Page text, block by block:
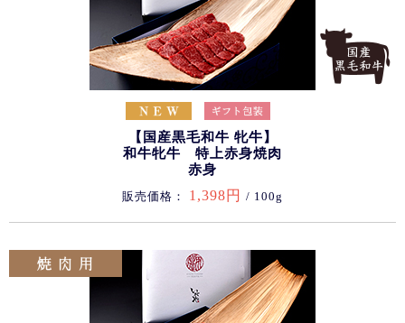
【国産黒毛和牛 牝牛】
和牛牝牛 特上赤身焼肉
赤身
販売価格： 1,398円 / 100g